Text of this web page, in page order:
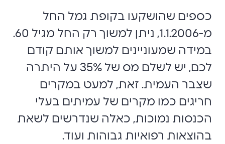
כספים שהושקעו בקופת גמל החל
מ-1.1.2006, ניתן למשוך רק החל מגיל 60.
במידה שמעוניינים למשוך אותם קודם
לכם, יש לשלם מס של 35% על היתרה
שצבר העמית. זאת, למעט במקרים
חריגים כמו מקרים של עמיתים בעלי
הכנסות נמוכות, כאלה שנדרשים לשאת
בהוצאות רפואיות גבוהות ועוד.